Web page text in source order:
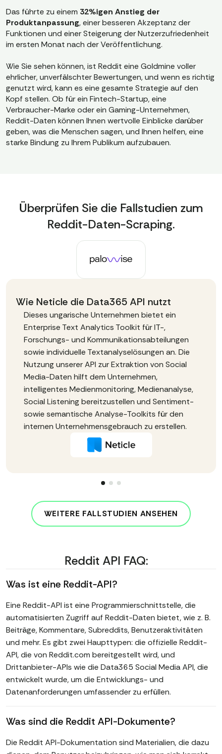
Das führte zu einem 32%igen Anstieg der
Produktanpassung, einer besseren Akzeptanz der
Funktionen und einer Steigerung der Nutzerzufriedenheit
im ersten Monat nach der Veröffentlichung.
Wie Sie sehen können, ist Reddit eine Goldmine voller
ehrlicher, unverfälschter Bewertungen, und wenn es richtig
genutzt wird, kann es eine gesamte Strategie auf den
Kopf stellen. Ob für ein Fintech-Startup, eine
Verbraucher-Marke oder ein Gaming-Unternehmen,
Reddit-Daten können Ihnen wertvolle Einblicke darüber
geben, was die Menschen sagen, und Ihnen helfen, eine
starke Bindung zu Ihrem Publikum aufzubauen.
Überprüfen Sie die Fallstudien zum
Reddit-Daten-Scraping.
Wie Neticle die Data365 API nutzt
Dieses ungarische Unternehmen bietet ein
Enterprise Text Analytics Toolkit für IT-,
Forschungs- und Kommunikationsabteilungen
sowie individuelle Textanalyselösungen an. Die
Nutzung unserer API zur Extraktion von Social
Media-Daten hilft dem Unternehmen,
intelligentes Medienmonitoring, Medienanalyse,
Social Listening bereitzustellen und Sentiment-
sowie semantische Analyse-Toolkits für den
internen Unternehmensgebrauch zu erstellen.
WEITERE FALLSTUDIEN ANSEHEN
Reddit API FAQ:
Was ist eine Reddit-API?
Eine Reddit-API ist eine Programmierschnittstelle, die
automatisierten Zugriff auf Reddit-Daten bietet, wie z. B.
Beiträge, Kommentare, Subreddits, Benutzeraktivitäten
und mehr. Es gibt zwei Haupttypen: die offizielle Reddit-
API, die von Reddit.com bereitgestellt wird, und
Drittanbieter-APIs wie die Data365 Social Media API, die
entwickelt wurde, um die Entwicklungs- und
Datenanforderungen umfassender zu erfüllen.
Was sind die Reddit API-Dokumente?
Die Reddit API-Dokumentation sind Materialien, die dazu